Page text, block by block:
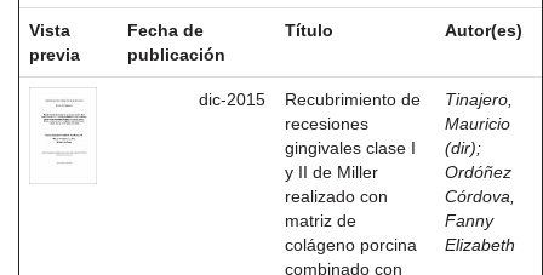
Vista
previa
Fecha de
publicación
Título Autor(es)
dic-2015
Recubrimiento de
recesiones
gingivales clase I
y II de Miller
realizado con
matriz de
colágeno porcina
combinado con
Tinajero,
Mauricio
(dir);
Ordóñez
Córdova,
Fanny
Elizabeth